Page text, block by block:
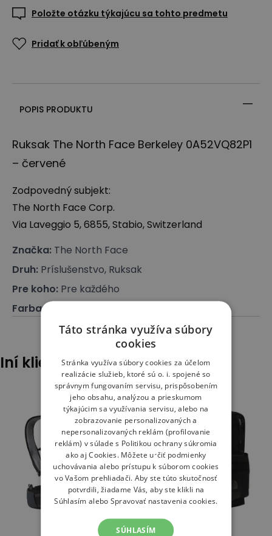
Položte otázku týkajúcu sa tohto predmetu
Pridať k obľúbeným
POPIS PRODUKTU
Ruksak The North Face Berkeley 0A52VQ82P1
– červené
Zodpovedný subjekt:
The North Face Corp.
Via Laveggio 5, 6855, Stabio, Switzerland
Značka: The North Face
Druh: Príslušenstvo, Ruksak
Pre koho: Pre každého
Farba:
Iní klienti tiež pozerali
Táto stránka využíva súbory
cookies
Stránka využíva súbory cookies za účelom
realizácie služieb, ktoré sú o. i. spojené so
správnym fungovaním servisu, prispôsobením
jeho obsahu, analýzou a prieskumom
týkajúcim sa využívania servisu, alebo na
zobrazovanie personalizovaných a
nepersonalizovaných reklám (profilovanie
reklám) v súlade s Politikou ochrany súkromia
ako ajCookies. Môžete určiť podmienky
uchovávania alebo prístupu k súborom cookies
vo Vašom prehliadači. Aby ste túto skutočnosť
potvrdili, žiadame Vás, aby ste klikli na
Súhlasím alebo Spravovať nastavenia cookies.
SÚHLASÍM